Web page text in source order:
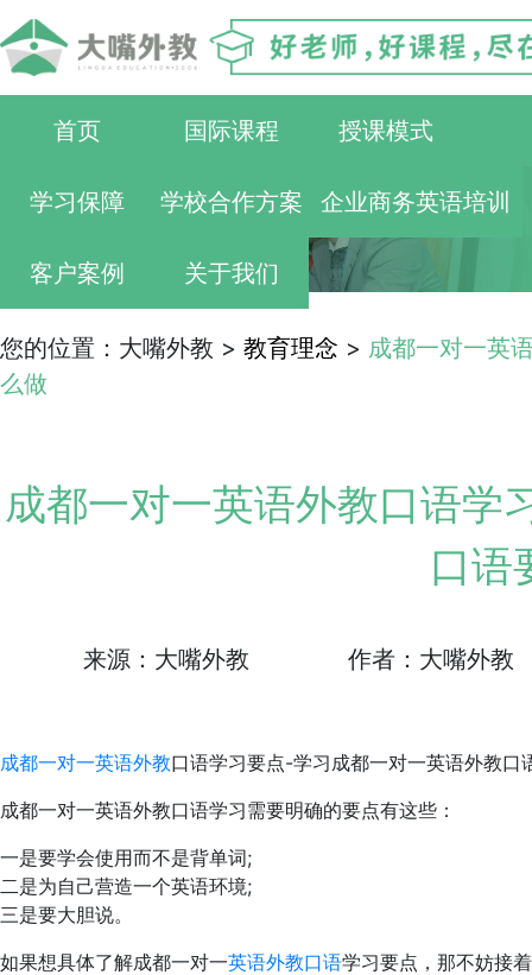
首页 国际课程 授课模式
学习保障 学校合作方案 企业商务英语培训
客户案例 关于我们
您的位置：大嘴外教 > 教育理念 > 成都一对一英
么做
成都一对一英语外教口语学
口语
来源：大嘴外教 作者：大嘴外教
成都一对一英语外教口语学习要点-学习成都一对一英语外教口
成都一对一英语外教口语学习需要明确的要点有这些：
一是要学会使用而不是背单词;
二是为自己营造一个英语环境;
三是要大胆说。
如果想具体了解成都一对一英语外教口语学习要点，那不妨接